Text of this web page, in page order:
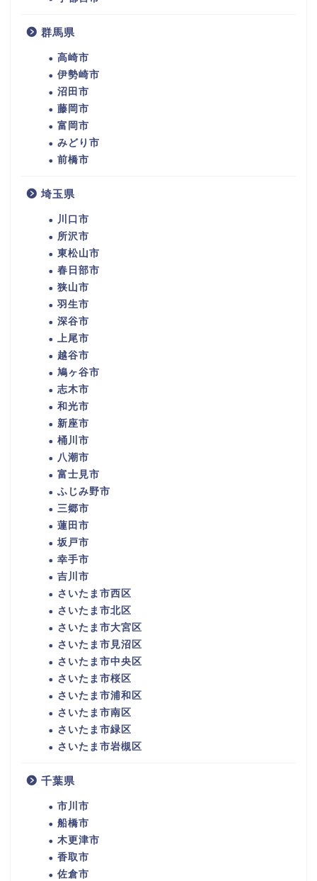
群馬県
高崎市
伊勢崎市
沼田市
藤岡市
富岡市
みどり市
前橋市
埼玉県
川口市
所沢市
東松山市
春日部市
狭山市
羽生市
深谷市
上尾市
越谷市
鳩ヶ谷市
志木市
和光市
新座市
桶川市
八潮市
富士見市
ふじみ野市
三郷市
蓮田市
坂戸市
幸手市
吉川市
さいたま市西区
さいたま市北区
さいたま市大宮区
さいたま市見沼区
さいたま市中央区
さいたま市桜区
さいたま市浦和区
さいたま市南区
さいたま市緑区
さいたま市岩槻区
千葉県
市川市
船橋市
木更津市
香取市
佐倉市